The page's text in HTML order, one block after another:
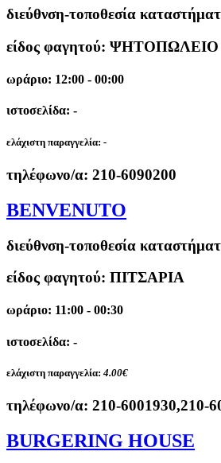
διεύθνση-τοποθεσία
είδος φαγητού: ΨΗΤΟΠΩΛΕΙΟ
ωράριο: 12:00 - 00:00
ιστοσελίδα: -
ελάχιστη παραγγελία: -
τηλέφωνο/α: 210-6090200
BENVENUTO
διεύθνση-τοποθεσία
είδος φαγητού: ΠΙΤΣΑΡΙΑ
ωράριο: 11:00 - 00:30
ιστοσελίδα: -
ελάχιστη παραγγελία: 4.00€
τηλέφωνο/α: 210-6001930,210-
BURGERING HOUSE